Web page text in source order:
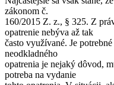
zákonom č.
160/2015 Z. z., § 325. Z
opatrenie nebýva až tak
často využívané. Je
neodkladného
opatrenia je nejaký dôvod,
potreba na vydanie